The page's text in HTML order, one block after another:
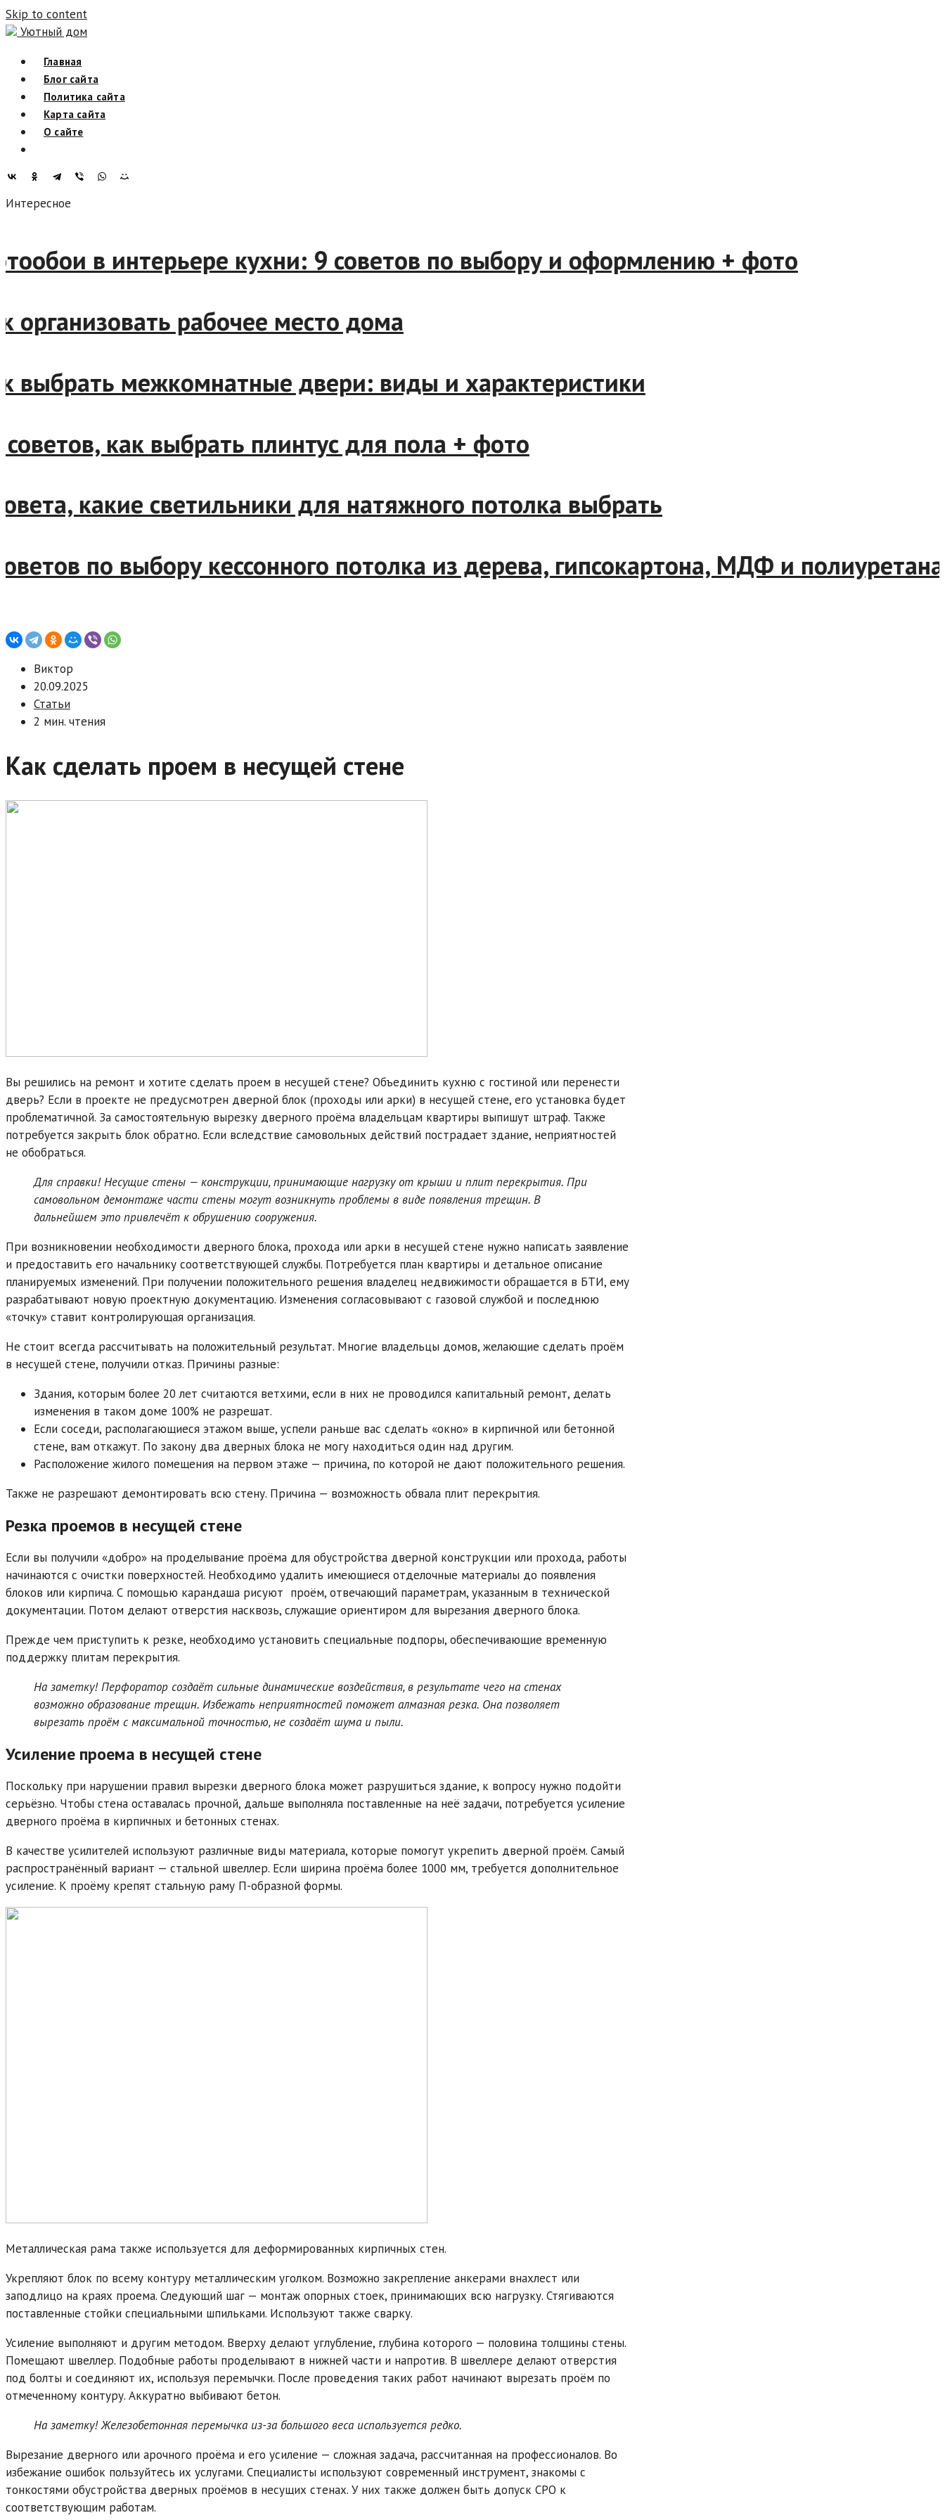
Skip to content
Уютный дом
Главная
Блог сайта
Политика сайта
Карта сайта
О сайте
Интересное
Фотообои в интерьере кухни: 9 советов по выбору и оформлению + фото
Как организовать рабочее место дома
Как выбрать межкомнатные двери: виды и характеристики
12 советов, как выбрать плинтус для пола + фото
4 совета, какие светильники для натяжного потолка выбрать
9 советов по выбору кессонного потолка из дерева, гипсокартона, МДФ и
Виктор
20.09.2025
Статьи
2 мин. чтения
Как сделать проем в несущей стене
Вы решились на ремонт и хотите сделать проем в несущей стене? Объединить кухню с гостиной или перенести
дверь? Если в проекте не предусмотрен дверной блок (проходы или арки) в несущей стене, его установка будет
проблематичной. За самостоятельную вырезку дверного проёма владельцам квартиры выпишут штраф. Также
потребуется закрыть блок обратно. Если вследствие самовольных действий пострадает здание, неприятностей
не обобраться.
Для справки! Несущие стены — конструкции, принимающие нагрузку от крыши и плит перекрытия. При
самовольном демонтаже части стены могут возникнуть проблемы в виде появления трещин. В
дальнейшем это привлечёт к обрушению сооружения.
При возникновении необходимости дверного блока, прохода или арки в несущей стене нужно написать заявление
и предоставить его начальнику соответствующей службы. Потребуется план квартиры и детальное описание
планируемых изменений. При получении положительного решения владелец недвижимости обращается в БТИ, ему
разрабатывают новую проектную документацию. Изменения согласовывают с газовой службой и последнюю
«точку» ставит контролирующая организация.
Не стоит всегда рассчитывать на положительный результат. Многие владельцы домов, желающие сделать проём
в несущей стене, получили отказ. Причины разные:
Здания, которым более 20 лет считаются ветхими, если в них не проводился капитальный ремонт, делать
изменения в таком доме 100% не разрешат.
Если соседи, располагающиеся этажом выше, успели раньше вас сделать «окно» в кирпичной или бетонной
стене, вам откажут. По закону два дверных блока не могу находиться один над другим.
Расположение жилого помещения на первом этаже — причина, по которой не дают положительного решения.
Также не разрешают демонтировать всю стену. Причина — возможность обвала плит перекрытия.
Резка проемов в несущей стене
Если вы получили «добро» на проделывание проёма для обустройства дверной конструкции или прохода, работы
начинаются с очистки поверхностей. Необходимо удалить имеющиеся отделочные материалы до появления
блоков или кирпича. С помощью карандаша рисуют проём, отвечающий параметрам, указанным в технической
документации. Потом делают отверстия насквозь, служащие ориентиром для вырезания дверного блока.
Прежде чем приступить к резке, необходимо установить специальные подпоры, обеспечивающие временную
поддержку плитам перекрытия.
На заметку! Перфоратор создаёт сильные динамические воздействия, в результате чего на стенах
возможно образование трещин. Избежать неприятностей поможет алмазная резка. Она позволяет
вырезать проём с максимальной точностью, не создаёт шума и пыли.
Усиление проема в несущей стене
Поскольку при нарушении правил вырезки дверного блока может разрушиться здание, к вопросу нужно подойти
серьёзно. Чтобы стена оставалась прочной, дальше выполняла поставленные на неё задачи, потребуется усиление
дверного проёма в кирпичных и бетонных стенах.
В качестве усилителей используют различные виды материала, которые помогут укрепить дверной проём. Самый
распространённый вариант — стальной швеллер. Если ширина проёма более 1000 мм, требуется дополнительное
усиление. К проёму крепят стальную раму П-образной формы.
Металлическая рама также используется для деформированных кирпичных стен.
Укрепляют блок по всему контуру металлическим уголком. Возможно закрепление анкерами внахлест или
заподлицо на краях проема. Следующий шаг — монтаж опорных стоек, принимающих всю нагрузку. Стягиваются
поставленные стойки специальными шпильками. Используют также сварку.
Усиление выполняют и другим методом. Вверху делают углубление, глубина которого — половина толщины стены.
Помещают швеллер. Подобные работы проделывают в нижней части и напротив. В швеллере делают отверстия
под болты и соединяют их, используя перемычки. После проведения таких работ начинают вырезать проём по
отмеченному контуру. Аккуратно выбивают бетон.
На заметку! Железобетонная перемычка из-за большого веса используется редко.
Вырезание дверного или арочного проёма и его усиление — сложная задача, рассчитанная на профессионалов. Во
избежание ошибок пользуйтесь их услугами. Специалисты используют современный инструмент, знакомы с
тонкостями обустройства дверных проёмов в несущих стенах. У них также должен быть допуск СРО к
соответствующим работам.